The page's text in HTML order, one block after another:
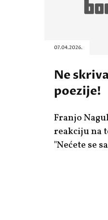
07.04.2026.
Ne
poezije!
Franjo
reakciju na
"Nećete se